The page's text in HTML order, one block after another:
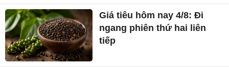
Giá tiêu hôm nay 4/8: Đi
ngang phiên thứ hai liên
tiếp